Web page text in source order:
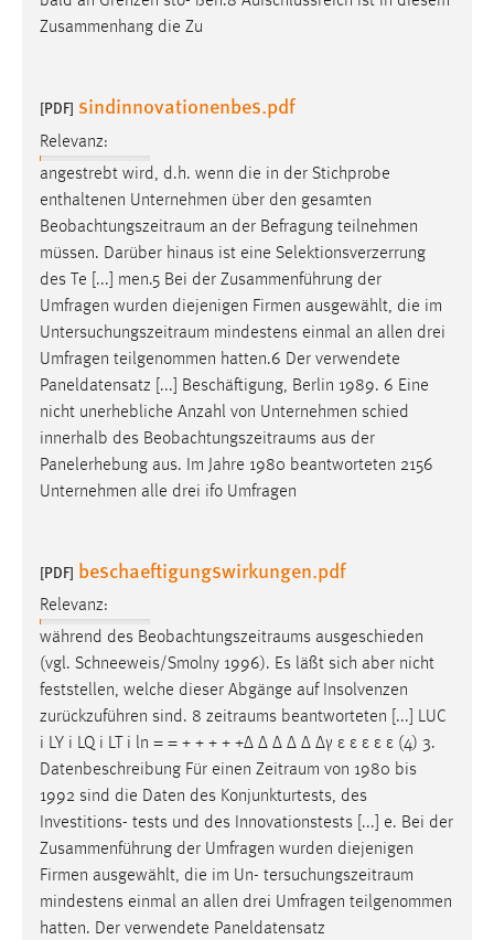
Zusammenhang die Zu
[PDF] sindinnovationenbes.pdf
Relevanz:
angestrebt wird, d.h. wenn die in der Stichprobe
enthaltenen Unternehmen über den gesamten
Beobachtungszeitraum an der Befragung teilnehmen
müssen. Darüber hinaus ist eine Selektionsverzerrung
des Te [...] men.5 Bei der Zusammenführung der
Umfragen wurden diejenigen Firmen ausgewählt, die im
Untersuchungszeitraum mindestens einmal an allen drei
Umfragen teilgenommen hatten.6 Der verwendete
Paneldatensatz [...] Beschäftigung, Berlin 1989. 6 Eine
nicht unerhebliche Anzahl von Unternehmen schied
innerhalb des Beobachtungszeitraums aus der
Panelerhebung aus. Im Jahre 1980 beantworteten 2156
Unternehmen alle drei ifo Umfragen
[PDF] beschaeftigungswirkungen.pdf
Relevanz:
während des Beobachtungszeitraums ausgeschieden
(vgl. Schneeweis/Smolny 1996). Es läßt sich aber nicht
feststellen, welche dieser Abgänge auf Insolvenzen
zurückzuführen sind. 8 zeitraums beantworteten [...] LUC
i LY i LQ i LT i ln = = + + + + +∆ ∆ ∆ ∆ ∆ ∆γ ε ε ε ε ε (4) 3.
Datenbeschreibung Für einen Zeitraum von 1980 bis
1992 sind die Daten des Konjunkturtests, des
Investitions- tests und des Innovationstests [...] e. Bei der
Zusammenführung der Umfragen wurden diejenigen
Firmen ausgewählt, die im Un- tersuchungszeitraum
mindestens einmal an allen drei Umfragen teilgenommen
hatten. Der verwendete Paneldatensatz
Name:
Zweck:
Dieser Cookie ist notwendig um sich an der Website
einloggen zu können.
Cookie Laufzeit:
24 Stunden
STATISTIK
Statistik Cookies erfassen Informationen anonym.
Diese Informationen helfen uns zu verstehen, wie
unsere Besucher unsere Website nutzen.
_pk_ref, _pk_cvar, _pk_id, _pk_ses
Zugriffsstatistik
Cookie Laufzeit:
Max. 13 Monate
MARKETING
Marketing Cookies werden von Drittanbietern
verwendet, um personalisierte Werbung anzuzeigen.
Sie tun dies, indem sie Besucher über Websites
hinweg verfolgen.